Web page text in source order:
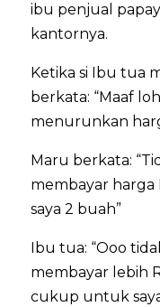
ibu penjual
kantornya.
Ketika si Ibu tua
berkata: “Maaf
menurunkan
Maru berkata:
membayar harga
saya 2 buah”
Ibu tua: “Ooo
membayar lebih
cukup untuk